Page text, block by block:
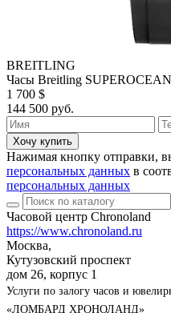
BREITLING
Часы Breitling
1 700 $
144 500 руб.
Хочу купить
Нажимая кнопку отправки,
персональных данных в
персональных данных
Часовой центр Chronoland
https://www.chronoland.ru
Москва,
Кутузовский проспект
дом 26, корпус 1
Услуги по залогу часов и
«ЛОМБАРД ХРОНОЛАНД»